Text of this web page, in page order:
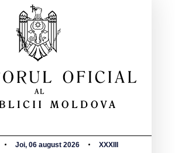
Joi, 06 august 2026 XXXIII